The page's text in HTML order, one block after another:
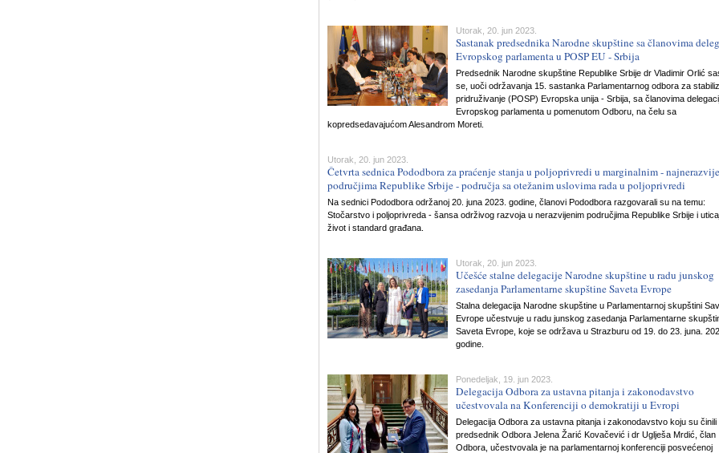
Utorak, 20. jun 2023.
Sastanak predsednika Narodne skupštine sa članovima
Evropskog parlamenta u POSP EU - Srbija
Predsednik Narodne skupštine Republike Srbije dr Vladimir Orlić
se, uoči održavanja 15. sastanka Parlamentarnog odbora za
pridruživanje (POSP) Evropska unija - Srbija, sa članovima
Evropskog parlamenta u pomenutom Odboru, na čelu sa
kopredsedavajućom Alesandrom Moreti.
Utorak, 20. jun 2023.
Četvrta sednica Pododbora za praćenje stanja u poljoprivredi u marginalnim -
područjima Republike Srbije - područja sa otežanim uslovima rada u poljoprivredi
Na sednici Pododbora održanoj 20. juna 2023. godine, članovi Pododbora razgovarali su na temu:
Stočarstvo i poljoprivreda - šansa održivog razvoja u nerazvijenim područjima Republike Srbije i
život i standard građana.
Utorak, 20. jun 2023.
Učešće stalne delegacije Narodne skupštine u radu junskog
zasedanja Parlamentarne skupštine Saveta Evrope
Stalna delegacija Narodne skupštine u Parlamentarnoj skupštini
Evrope učestvuje u radu junskog zasedanja Parlamentarne
Saveta Evrope, koje se održava u Strazburu od 19. do 23. juna.
godine.
Ponedeljak, 19. jun 2023.
Delegacija Odbora za ustavna pitanja i zakonodavstvo
učestvovala na Konferenciji o demokratiji u Evropi
Delegacija Odbora za ustavna pitanja i zakonodavstvo koju su činili
predsednik Odbora Jelena Žarić Kovačević i dr Uglješa Mrdić, član
Odbora, učestvovala je na parlamentarnoj konferenciji posvećenoj